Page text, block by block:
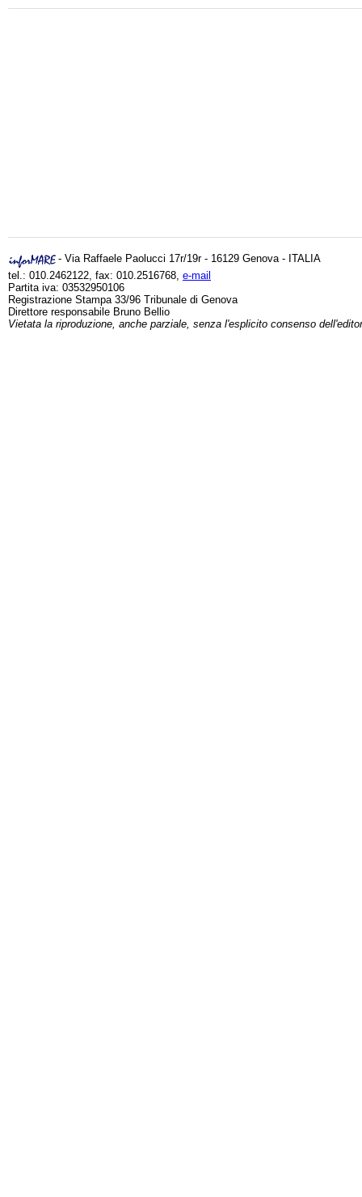
- Via Raffaele Paolucci 17r/19r - 16129 Genova - ITALIA
tel.: 010.2462122, fax: 010.2516768, e-mail
Partita iva: 03532950106
Registrazione Stampa 33/96 Tribunale di Genova
Direttore responsabile Bruno Bellio
Vietata la riproduzione, anche parziale, senza l'esplicito consenso